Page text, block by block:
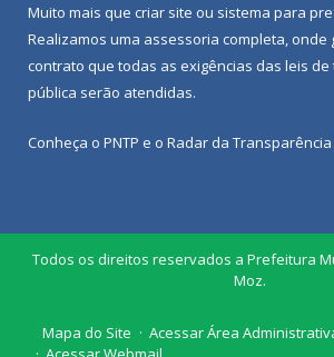
Muito mais que criar site ou sistema para
Realizamos uma assessoria completa, onde
contrato que todas as exigências das leis de
pública serão atendidas.
Conheça o PNTP e o Radar da Transparência
Todos os direitos reservados a Prefeitura
Moz.
Mapa do Site
Acessar Área